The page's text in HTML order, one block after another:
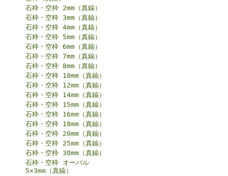
石枠・空枠 2mm（真鍮）
石枠・空枠 3mm（真鍮）
石枠・空枠 4mm（真鍮）
石枠・空枠 5mm（真鍮）
石枠・空枠 6mm（真鍮）
石枠・空枠 7mm（真鍮）
石枠・空枠 8mm（真鍮）
石枠・空枠 10mm（真鍮）
石枠・空枠 12mm（真鍮）
石枠・空枠 14mm（真鍮）
石枠・空枠 15mm（真鍮）
石枠・空枠 16mm（真鍮）
石枠・空枠 18mm（真鍮）
石枠・空枠 20mm（真鍮）
石枠・空枠 25mm（真鍮）
石枠・空枠 30mm（真鍮）
石枠・空枠 オーバル
5×3mm（真鍮）